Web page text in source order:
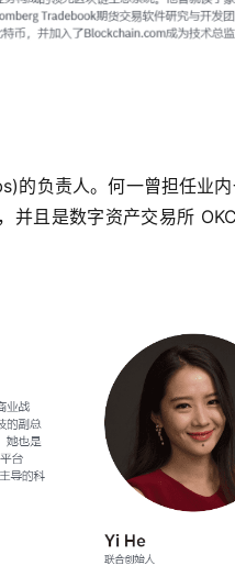
的负责人。何一曾担任业
并且是数字资产交易所